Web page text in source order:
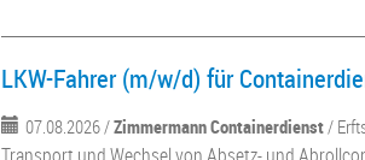
LKW-Fahrer (m/w/d) für
07.08.2026 /Zimmermann Containerdienst/